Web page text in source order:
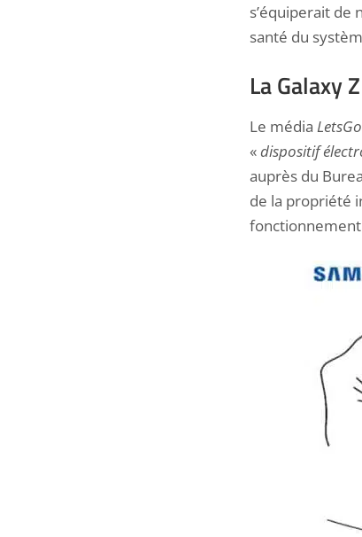
s’équiperait
santé du
La Galaxy
Le média
« dispositif
auprès du
de la propriété